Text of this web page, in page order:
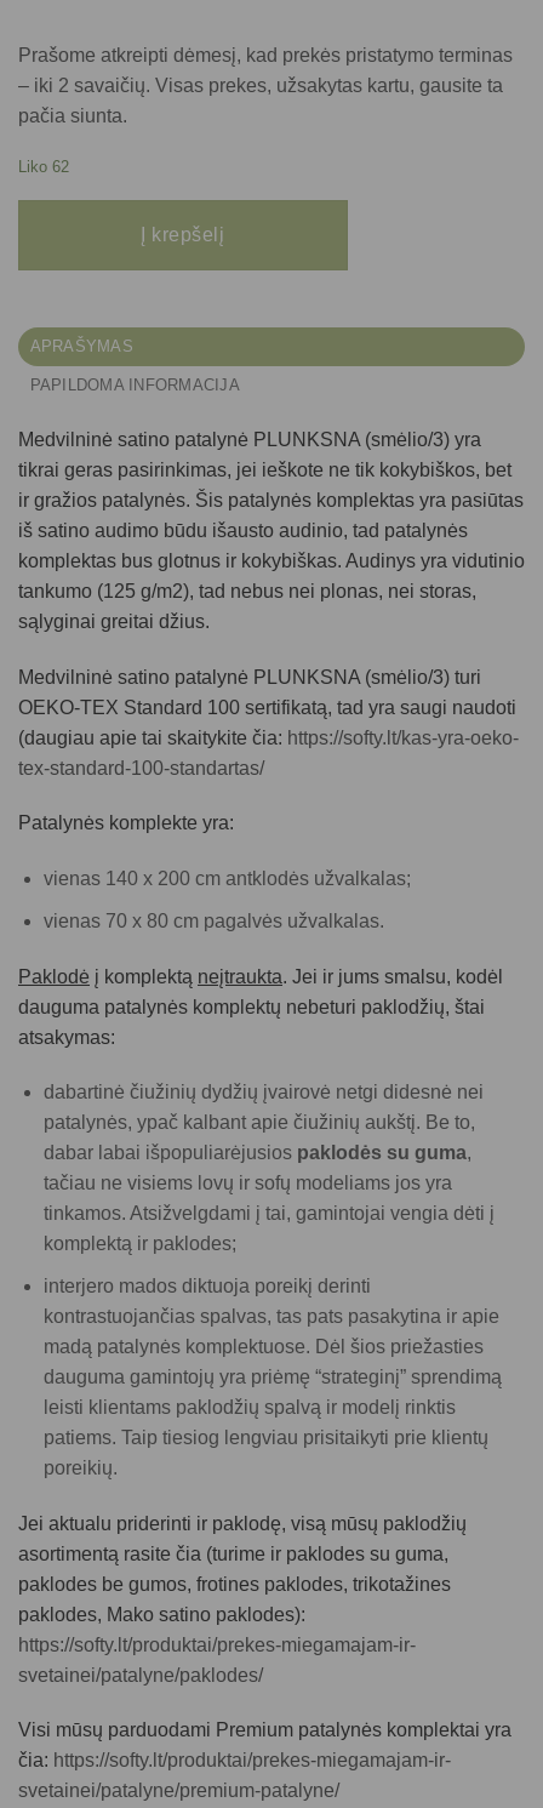
Prašome atkreipti dėmesį, kad prekės pristatymo terminas
– iki 2 savaičių. Visas prekes, užsakytas kartu, gausite ta
pačia siunta.
Liko 62
Į krepšelį
APRAŠYMAS
PAPILDOMA INFORMACIJA
Medvilninė satino patalynė PLUNKSNA (smėlio/3) yra
tikrai geras pasirinkimas, jei ieškote ne tik kokybiškos, bet
ir gražios patalynės. Šis patalynės komplektas yra pasiūtas
iš satino audimo būdu išausto audinio, tad patalynės
komplektas bus glotnus ir kokybiškas. Audinys yra vidutinio
tankumo (125 g/m2), tad nebus nei plonas, nei storas,
sąlyginai greitai džius.
Medvilninė satino patalynė PLUNKSNA (smėlio/3) turi
OEKO-TEX Standard 100 sertifikatą, tad yra saugi naudoti
(daugiau apie tai skaitykite čia: https://softy.lt/kas-yra-oeko-
tex-standard-100-standartas/
Patalynės komplekte yra:
vienas 140 x 200 cm antklodės užvalkalas;
vienas 70 x 80 cm pagalvės užvalkalas.
Paklodė į komplektą neįtraukta. Jei ir jums smalsu, kodėl
dauguma patalynės komplektų nebeturi paklodžių, štai
atsakymas:
dabartinė čiužinių dydžių įvairovė netgi didesnė nei
patalynės, ypač kalbant apie čiužinių aukštį. Be to,
dabar labai išpopuliarėjusios paklodės su guma,
tačiau ne visiems lovų ir sofų modeliams jos yra
tinkamos. Atsižvelgdami į tai, gamintojai vengia dėti į
komplektą ir paklodes;
interjero mados diktuoja poreikį derinti
kontrastuojančias spalvas, tas pats pasakytina ir apie
madą patalynės komplektuose. Dėl šios priežasties
dauguma gamintojų yra priėmę “strateginį” sprendimą
leisti klientams paklodžių spalvą ir modelį rinktis
patiems. Taip tiesiog lengviau prisitaikyti prie klientų
poreikių.
Jei aktualu priderinti ir paklodę, visą mūsų paklodžių
asortimentą rasite čia (turime ir paklodes su guma,
paklodes be gumos, frotines paklodes, trikotažines
paklodes, Mako satino paklodes):
https://softy.lt/produktai/prekes-miegamajam-ir-
svetainei/patalyne/paklodes/
Visi mūsų parduodami Premium patalynės komplektai yra
čia: https://softy.lt/produktai/prekes-miegamajam-ir-
svetainei/patalyne/premium-patalyne/